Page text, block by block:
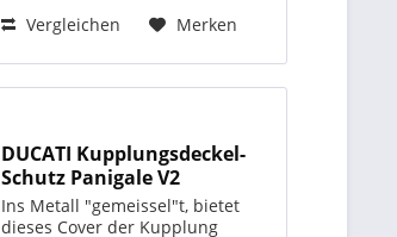
das...Vergleichen Merken
DUCATI Kupplungsdeckel-
Schutz Panigale V2
Ins Metall "gemeissel"t, bietet
dieses Cover der Kupplung